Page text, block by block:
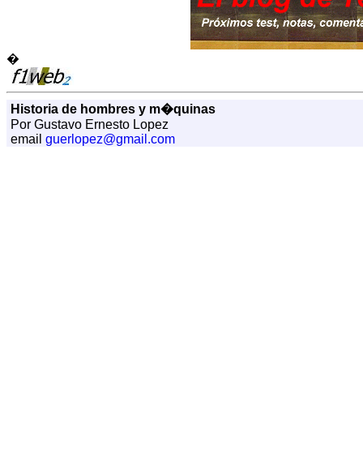
�
Historia de hombres y m�quinas
Por Gustavo Ernesto Lopez
email guerlopez@gmail.com